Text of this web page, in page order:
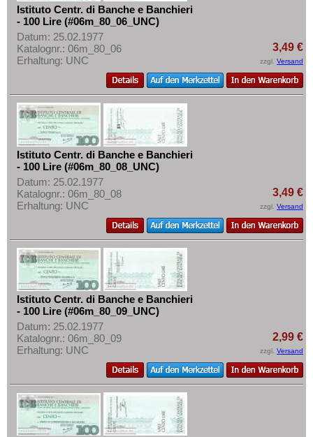
Vatikan
Weissrussland
Zypern
Istituto Centr. di Banche e Banchieri
- 100 Lire (#06m_80_06_UNC)
Datum: 25.02.1977
Katalognr.: 06m_80_06
Erhaltung: UNC
3,49 €
zzgl. Versand
Istituto Centr. di Banche e Banchieri
- 100 Lire (#06m_80_08_UNC)
Datum: 25.02.1977
Katalognr.: 06m_80_08
Erhaltung: UNC
3,49 €
zzgl. Versand
Istituto Centr. di Banche e Banchieri
- 100 Lire (#06m_80_09_UNC)
Datum: 25.02.1977
Katalognr.: 06m_80_09
Erhaltung: UNC
2,99 €
zzgl. Versand